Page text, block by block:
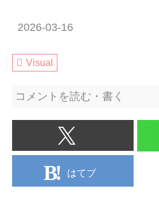
2026-03-16
Visual
コメントを読む・書く
はてブ